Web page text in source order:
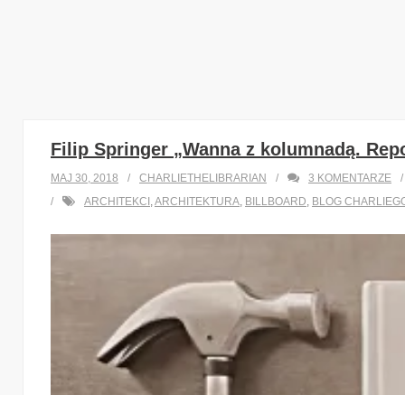
Filip Springer „Wanna z kolumnadą.
MAJ 30, 2018 CHARLIETHELIBRARIAN 3 KOMENTARZE
ARCHITEKCI ,ARCHITEKTURA, BILLBOARD, BLOG